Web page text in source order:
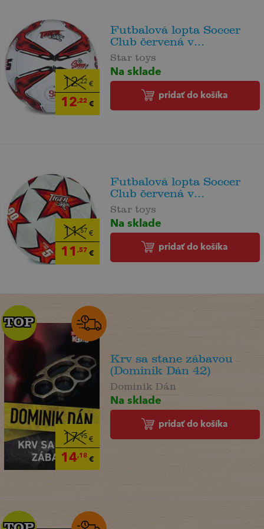
12,22€
12,22€
Futbalová lopta Soccer
Club červená v...
Star toys
Na sklade
pridať do košíka
11,57 €
11 ,57 €
Futbalová lopta Soccer
Club červená v...
Star toys
Na sklade
pridať do košíka
17,95€
14,18€
TOP
TOP
Krv sa stane zábavou
(Dominik Dán 42)
Dominik Dán
Na sklade
pridať do košíka